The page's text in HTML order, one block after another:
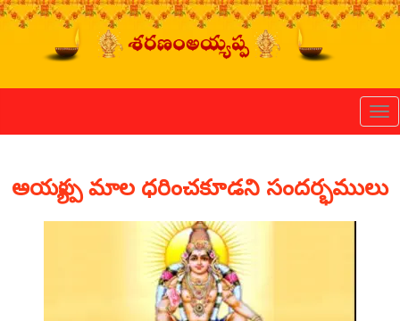
అయ్యప్ప మాల ధరించకూడని సందర్భములు